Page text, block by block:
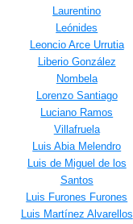
Laurentino
Leónides
Leoncio Arce Urrutia
Liberio González
Nombela
Lorenzo Santiago
Luciano Ramos
Villafruela
Luis Abia Melendro
Luis de Miguel de los
Santos
Luis Furones Furones
Luis Martínez Alvarellos